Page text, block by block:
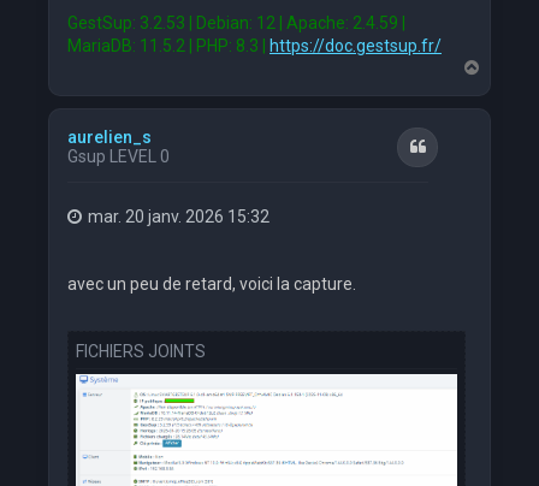
GestSup: 3.2.53 | Debian: 12 | Apache: 2.4.59 |
MariaDB: 11.5.2 | PHP: 8.3 |
https://doc.gestsup.fr/
a
aurelien_s
Gsup LEVEL 0
Citation
mar. 20 janv. 2026 15:32
avec un peu de retard, voici la capture.
FICHIERS JOINTS